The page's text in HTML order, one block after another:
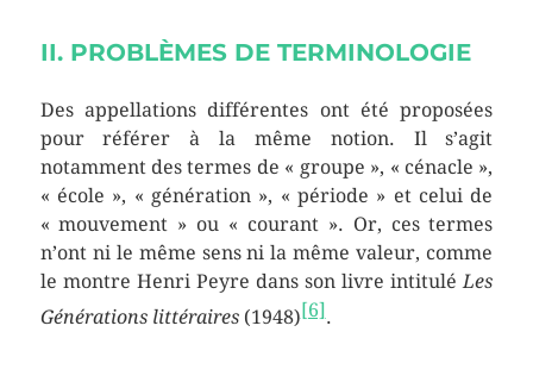
II. PROBLÈMES DE TERMINOLOGIE
Des appellations différentes ont été proposées
pour référer à la même notion. Il s’agit
notamment des termes de « groupe », « cénacle »,
« école », « génération », « période » et celui de
« mouvement » ou « courant ». Or, ces termes
n’ont ni le même sens ni la même valeur, comme
le montre Henri Peyre dans son livre intituléLes
Générations littéraires(1948)[6].